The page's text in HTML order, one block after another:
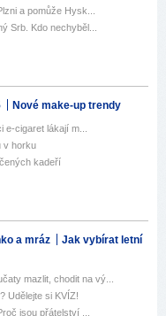
a pomůže Hysk...
Srb. Kdo nechyběl...
Nové make-up trendy
cigaret lákají m...
v horku
kadeří
a mráz
Jak vybírat letní
mazlit, chodit na vý...
Udělejte si KVÍZ!
jsou přátelství ...